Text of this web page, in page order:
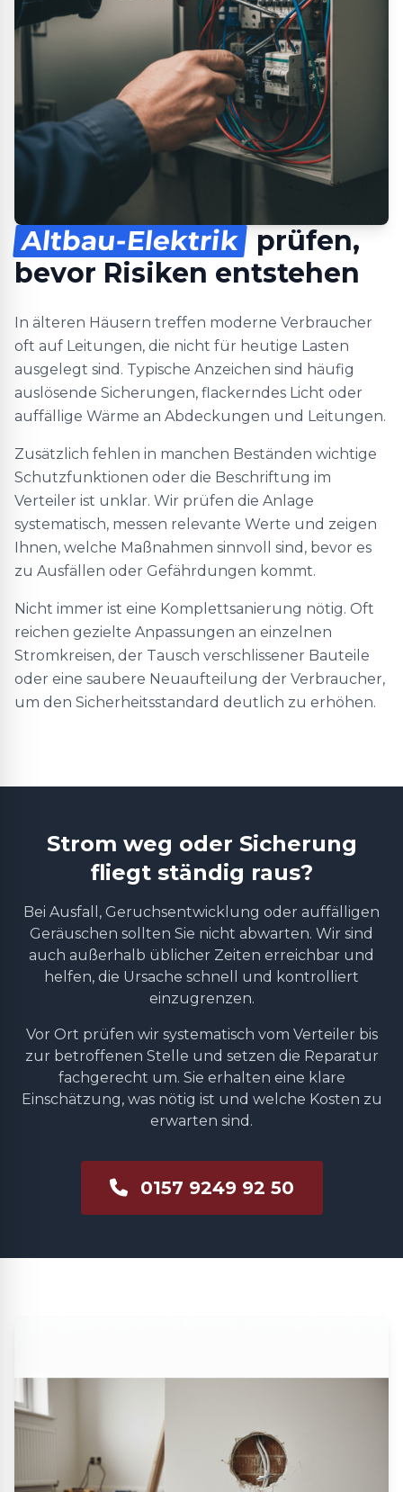
Altbau-Elektrik prüfen,
bevor Risiken entstehen
In älteren Häusern treffen moderne Verbraucher
oft auf Leitungen, die nicht für heutige Lasten
ausgelegt sind. Typische Anzeichen sind häufig
auslösende Sicherungen, flackerndes Licht oder
auffällige Wärme an Abdeckungen und Leitungen.
Zusätzlich fehlen in manchen Beständen wichtige
Schutzfunktionen oder die Beschriftung im
Verteiler ist unklar. Wir prüfen die Anlage
systematisch, messen relevante Werte und zeigen
Ihnen, welche Maßnahmen sinnvoll sind, bevor es
zu Ausfällen oder Gefährdungen kommt.
Nicht immer ist eine Komplettsanierung nötig. Oft
reichen gezielte Anpassungen an einzelnen
Stromkreisen, der Tausch verschlissener Bauteile
oder eine saubere Neuaufteilung der Verbraucher,
um den Sicherheitsstandard deutlich zu erhöhen.
Strom weg oder Sicherung
fliegt ständig raus?
Bei Ausfall, Geruchsentwicklung oder auffälligen
Geräuschen sollten Sie nicht abwarten. Wir sind
auch außerhalb üblicher Zeiten erreichbar und
helfen, die Ursache schnell und kontrolliert
einzugrenzen.
Vor Ort prüfen wir systematisch vom Verteiler bis
zur betroffenen Stelle und setzen die Reparatur
fachgerecht um. Sie erhalten eine klare
Einschätzung, was nötig ist und welche Kosten zu
erwarten sind.
0157 9249 92 50